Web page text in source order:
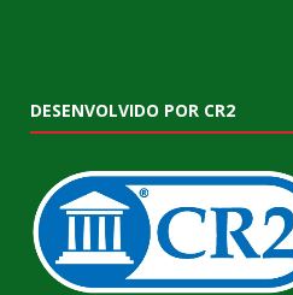
DESENVOLVIDO POR CR2